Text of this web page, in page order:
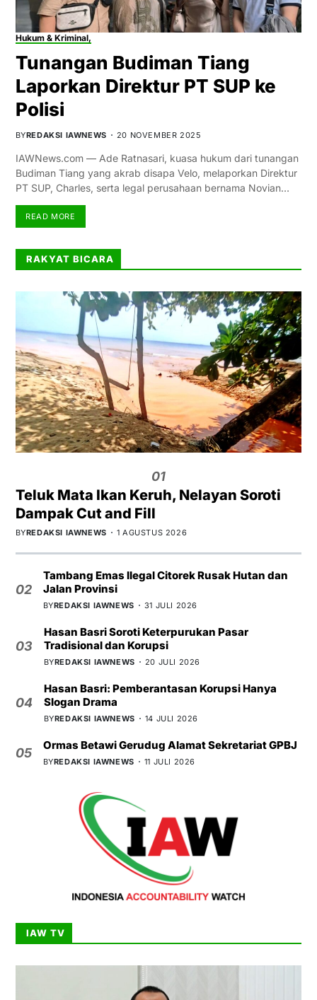
Hukum & Kriminal,
Tunangan Budiman Tiang
Laporkan Direktur PT SUP ke
Polisi
BYREDAKSI IAWNEWS 20 NOVEMBER 2025
IAWNews.com — Ade Ratnasari, kuasa hukum dari tunangan
Budiman Tiang yang akrab disapa Velo, melaporkan Direktur
PT SUP, Charles, serta legal perusahaan bernama Novian…
READ MORE
RAKYAT BICARA
01
Teluk Mata Ikan Keruh, Nelayan Soroti
Dampak Cut and Fill
BYREDAKSI IAWNEWS 1 AGUSTUS 2026
02
Tambang Emas Ilegal Citorek Rusak Hutan dan
Jalan Provinsi
BYREDAKSI IAWNEWS 31 JULI 2026
03
Hasan Basri Soroti Keterpurukan Pasar
Tradisional dan Korupsi
BYREDAKSI IAWNEWS 20 JULI 2026
04
Hasan Basri: Pemberantasan Korupsi Hanya
Slogan Drama
BYREDAKSI IAWNEWS 14 JULI 2026
05
Ormas Betawi Gerudug Alamat Sekretariat GPBJ
BYREDAKSI IAWNEWS 11 JULI 2026
IAW TV